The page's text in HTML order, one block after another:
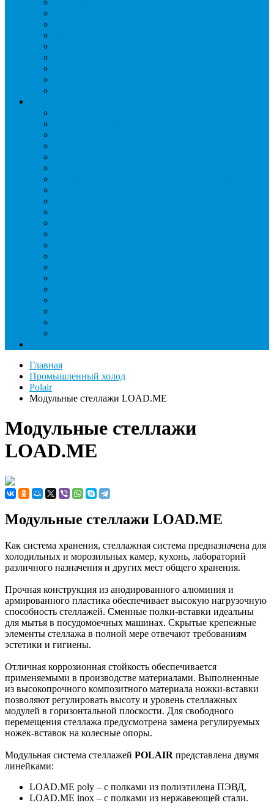
Главная
Промышленный холод
Polair
Модульные стеллажи LOAD.ME
Модульные стеллажи
LOAD.ME
Модульные стеллажи LOAD.ME
Как система хранения, стеллажная система предназначена для
холодильных и морозильных камер, кухонь, лабораторий
различного назначения и других мест общего хранения.
Прочная конструкция из анодированного алюминия и
армированного пластика обеспечивает высокую нагрузочную
способность стеллажей. Сменные полки-вставки идеальны
для мытья в посудомоечных машинах. Скрытые крепежные
элементы стеллажа в полной мере отвечают требованиям
эстетики и гигиены.
Отличная коррозионная стойкость обеспечивается
применяемыми в производстве материалами. Выполненные
из высокопрочного композитного материала ножки-вставки
позволяют регулировать высоту и уровень стеллажных
модулей в горизонтальной плоскости. Для свободного
перемещения стеллажа предусмотрена замена регулируемых
ножек-вставок на колесные опоры.
Модульная система стеллажей POLAIR представлена двумя
линейками:
LOAD.ME poly – c полками из полиэтилена ПЭВД,
LOAD.ME inox – с полками из нержавеющей стали.